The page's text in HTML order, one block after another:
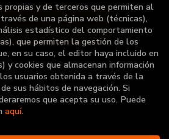
y de terceros que permiten al
de una página web (técnicas),
estadístico del comportamiento
que permiten la gestión de los
en su caso, el editor haya incluido en
y cookies que almacenan información
usuarios obtenida a través de la
sus hábitos de navegación. Si
que acepta su uso. Puede
aquí.